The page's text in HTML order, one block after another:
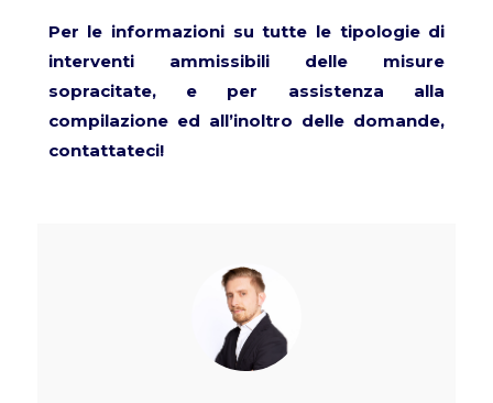
Per le informazioni su tutte le tipologie di
interventi ammissibili delle misure
sopracitate, e per assistenza alla
compilazione ed all’inoltro delle domande,
contattateci!